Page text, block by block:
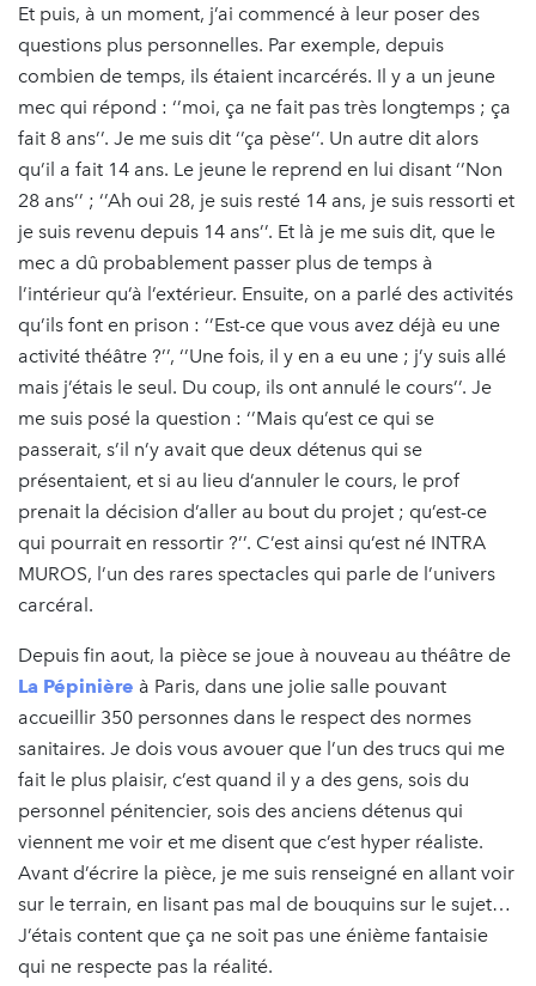
Et puis, à un moment, j’ai commencé à leur poser des
questions plus personnelles. Par exemple, depuis
combien de temps, ils étaient incarcérés. Il y a un jeune
mec qui répond : ‘’moi, ça ne fait pas très longtemps ; ça
fait 8 ans’’. Je me suis dit ‘’ça pèse’’. Un autre dit alors
qu’il a fait 14 ans. Le jeune le reprend en lui disant ‘’Non
28 ans’’ ; ‘’Ah oui 28, je suis resté 14 ans, je suis ressorti et
je suis revenu depuis 14 ans’’. Et là je me suis dit, que le
mec a dû probablement passer plus de temps à
l’intérieur qu’à l’extérieur. Ensuite, on a parlé des activités
qu’ils font en prison : ‘’Est-ce que vous avez déjà eu une
activité théâtre ?’’, ‘’Une fois, il y en a eu une ; j’y suis allé
mais j’étais le seul. Du coup, ils ont annulé le cours’’. Je
me suis posé la question : ‘’Mais qu’est ce qui se
passerait, s’il n’y avait que deux détenus qui se
présentaient, et si au lieu d’annuler le cours, le prof
prenait la décision d’aller au bout du projet ; qu’est-ce
qui pourrait en ressortir ?’’. C’est ainsi qu’est né INTRA
MUROS, l’un des rares spectacles qui parle de l’univers
carcéral.
Depuis fin aout, la pièce se joue à nouveau au théâtre de
La Pépinière à Paris, dans une jolie salle pouvant
accueillir 350 personnes dans le respect des normes
sanitaires. Je dois vous avouer que l’un des trucs qui me
fait le plus plaisir, c’est quand il y a des gens, sois du
personnel pénitencier, sois des anciens détenus qui
viennent me voir et me disent que c’est hyper réaliste.
Avant d’écrire la pièce, je me suis renseigné en allant voir
sur le terrain, en lisant pas mal de bouquins sur le sujet…
J’étais content que ça ne soit pas une énième fantaisie
qui ne respecte pas la réalité.